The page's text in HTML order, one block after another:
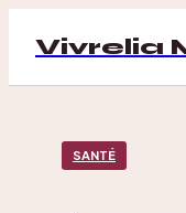
Vivrelia
SANTÉ